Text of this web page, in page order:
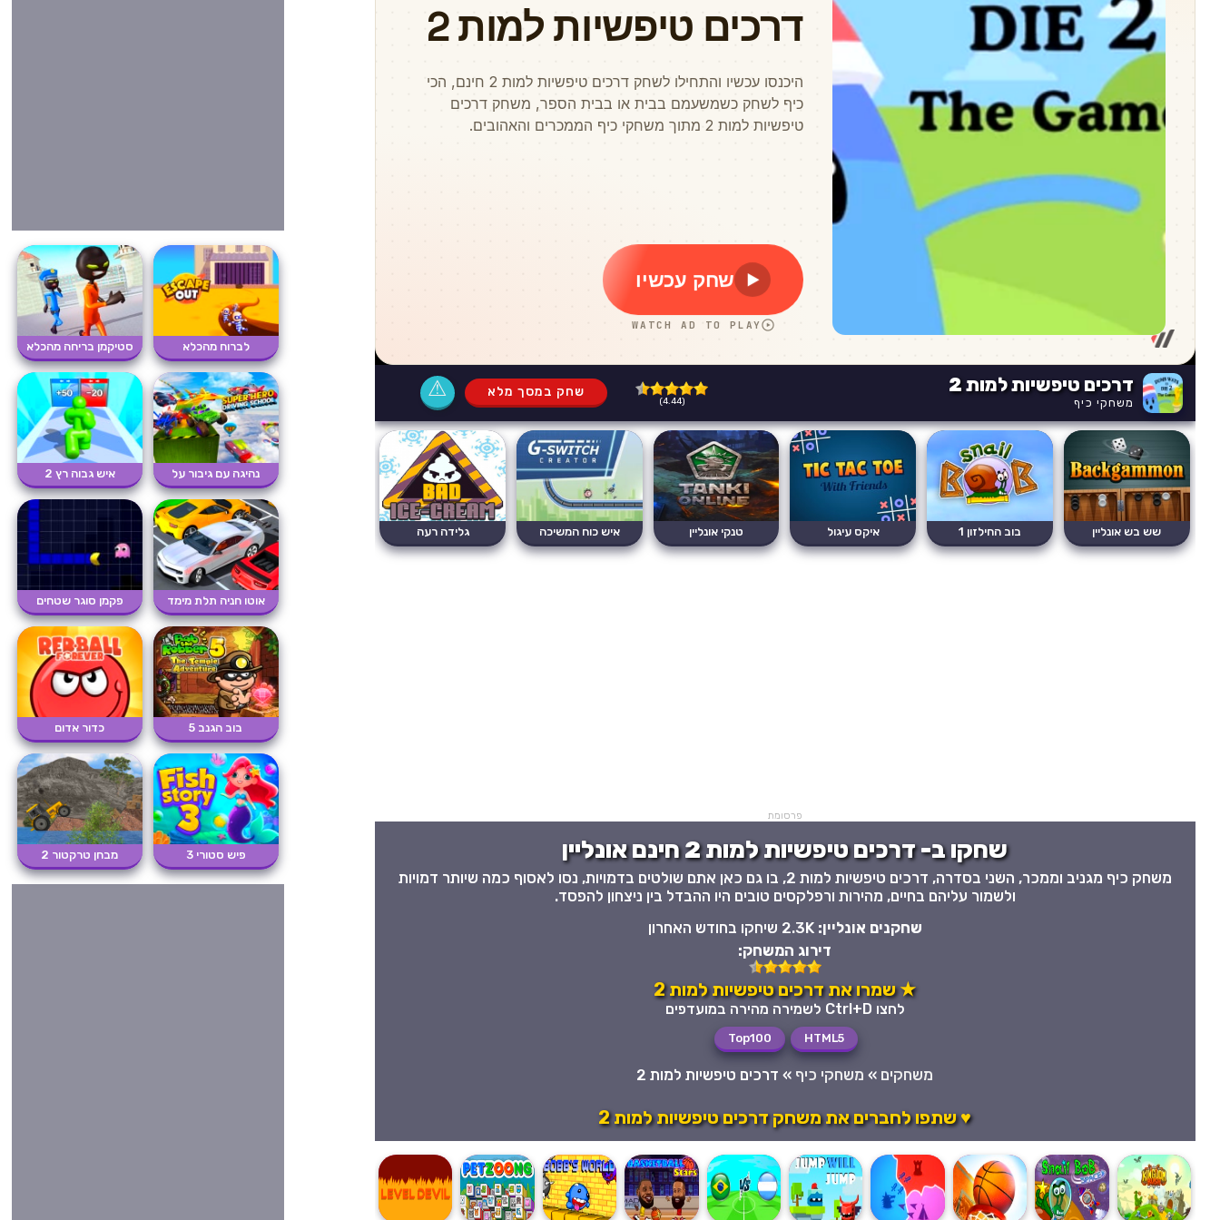
דרכים טיפשיות למות 2
משחקי כיף (4.44)
שחק במסך מלא ⚠
שש בש אונליין בוב החילזון 1 איקס עיגול טנקי אונליין איש כוח המשיכה גלידה רעה
פרסומת
שחקו ב- דרכים טיפשיות למות 2 חינם אונליין
משחק כיף מגניב וממכר, השני בסדרה, דרכים טיפשיות למות 2, בו גם כאן אתם שולטים בדמויות, נסו לאסוף כמה שיותר דמויות
ולשמור עליהם בחיים, מהירות ורפלקסים טובים היו ההבדל בין ניצחון להפסד.
שחקנים אונליין:2.3K שיחקו בחודש האחרון
דירוג המשחק:
★ שמרו את דרכים טיפשיות למות 2
לחצו Ctrl+D לשמירה מהירה במועדפים
HTML5
Top100
משחקים » משחקי כיף » דרכים טיפשיות למות 2
♥ שתפו לחברים את משחק דרכים טיפשיות למות 2
לברוח מהכלא סטיקמן בריחה מהכלא
נהיגה עם גיבור על איש גבוה רץ 2
אוטו חניה תלת מימד פקמן סוגר שטחים
בוב הגנב 5 כדור אדום
פיש סטורי 3 מבחן טרקטור 2